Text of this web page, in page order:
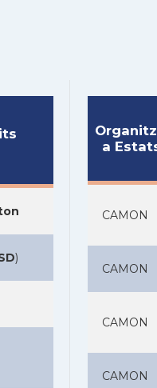
)
a
CAMON
CAMON
CAMON
CAMON